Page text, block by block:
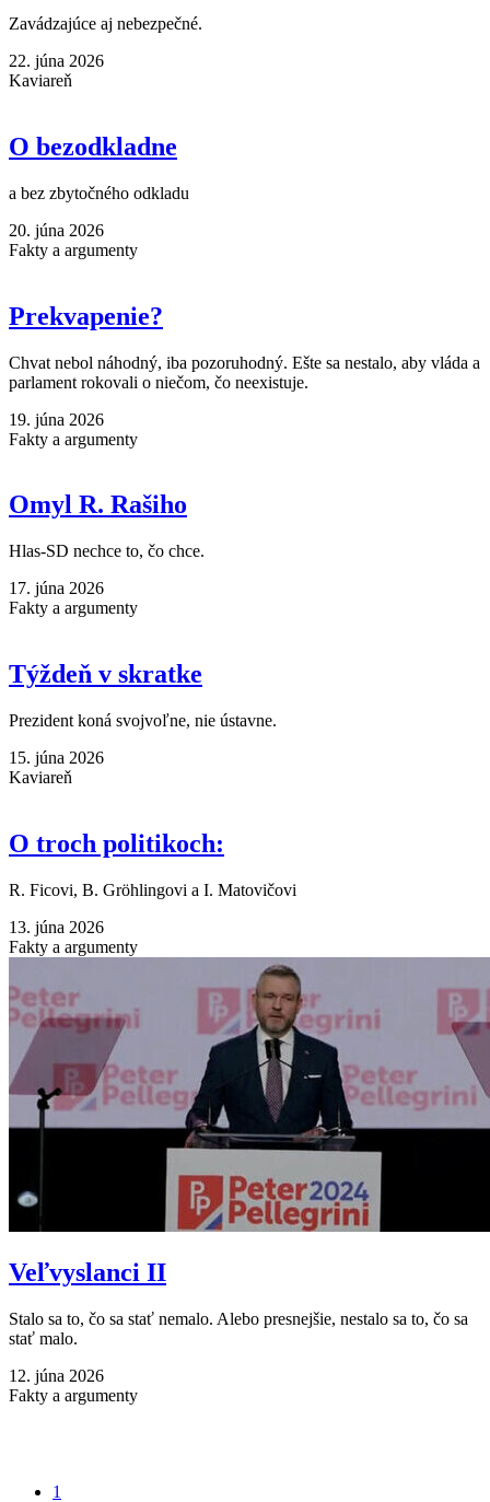
Zavádzajúce aj nebezpečné.
22. júna 2026
Kaviareň
O bezodkladne
a bez zbytočného odkladu
20. júna 2026
Fakty a argumenty
Prekvapenie?
Chvat nebol náhodný, iba pozoruhodný. Ešte sa nestalo, aby vláda a
parlament rokovali o niečom, čo neexistuje.
19. júna 2026
Fakty a argumenty
Omyl R. Rašiho
Hlas-SD nechce to, čo chce.
17. júna 2026
Fakty a argumenty
Týždeň v skratke
Prezident koná svojvoľne, nie ústavne.
15. júna 2026
Kaviareň
O troch politikoch:
R. Ficovi, B. Gröhlingovi a I. Matovičovi
13. júna 2026
Fakty a argumenty
Veľvyslanci II
Stalo sa to, čo sa stať nemalo. Alebo presnejšie, nestalo sa to, čo sa
stať malo.
12. júna 2026
Fakty a argumenty
1